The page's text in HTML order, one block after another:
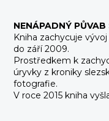
NENÁPADNÝ
Kniha zachycuje
do září 2009.
Prostředkem k
úryvky z kroniky
fotografie.
V roce 2015 kniha